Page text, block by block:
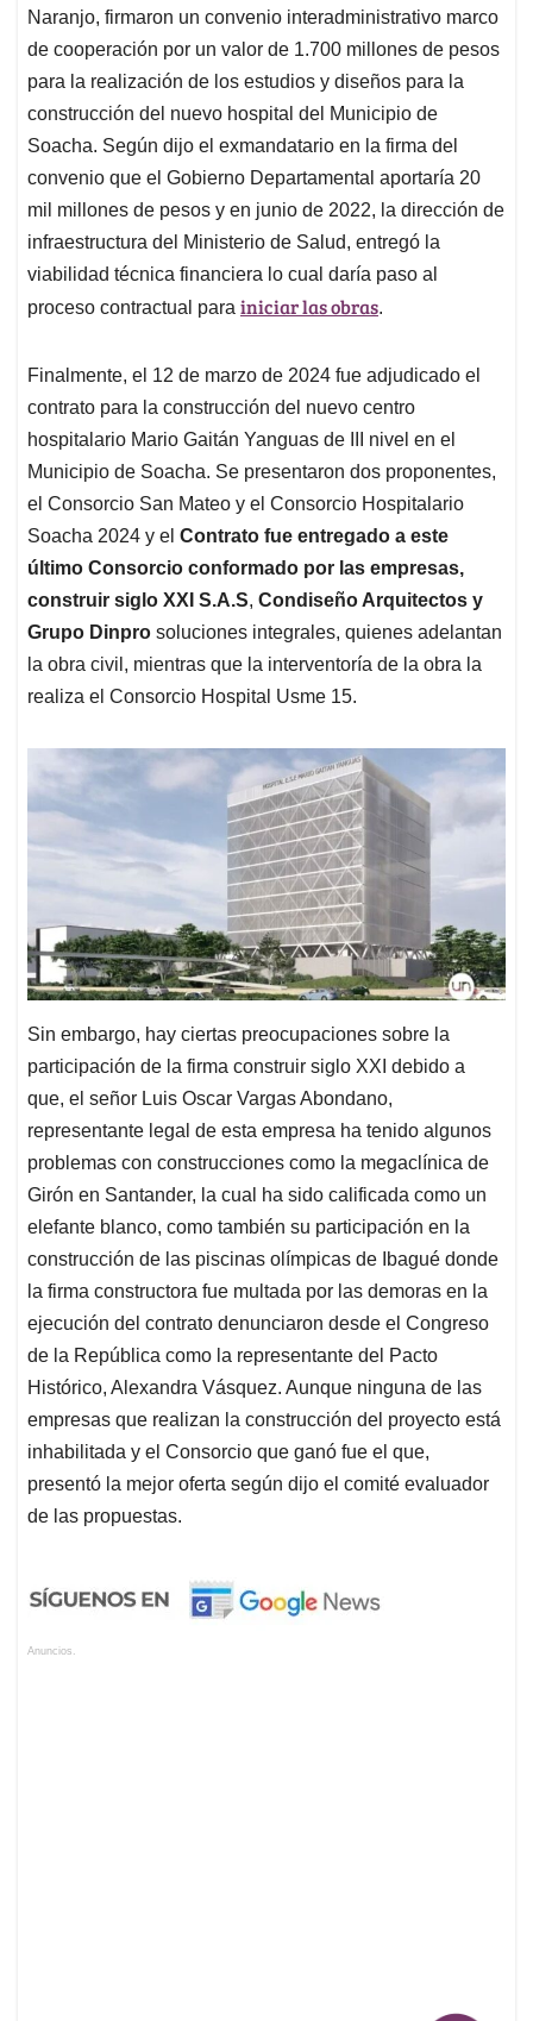
Naranjo, firmaron un convenio interadministrativo marco
de cooperación por un valor de 1.700 millones de pesos
para la realización de los estudios y diseños para la
construcción del nuevo hospital del Municipio de
Soacha. Según dijo el exmandatario en la firma del
convenio que el Gobierno Departamental aportaría 20
mil millones de pesos y en junio de 2022, la dirección de
infraestructura del Ministerio de Salud, entregó la
viabilidad técnica financiera lo cual daría paso al
proceso contractual para iniciar las obras.
Finalmente, el 12 de marzo de 2024 fue adjudicado el
contrato para la construcción del nuevo centro
hospitalario Mario Gaitán Yanguas de III nivel en el
Municipio de Soacha. Se presentaron dos proponentes,
el Consorcio San Mateo y el Consorcio Hospitalario
Soacha 2024 y el Contrato fue entregado a este
último Consorcio conformado por las empresas,
construir siglo XXI S.A.S, Condiseño Arquitectos y
Grupo Dinpro soluciones integrales, quienes adelantan
la obra civil, mientras que la interventoría de la obra la
realiza el Consorcio Hospital Usme 15.
Sin embargo, hay ciertas preocupaciones sobre la
participación de la firma construir siglo XXI debido a
que, el señor Luis Oscar Vargas Abondano,
representante legal de esta empresa ha tenido algunos
problemas con construcciones como la megaclínica de
Girón en Santander, la cual ha sido calificada como un
elefante blanco, como también su participación en la
construcción de las piscinas olímpicas de Ibagué donde
la firma constructora fue multada por las demoras en la
ejecución del contrato denunciaron desde el Congreso
de la República como la representante del Pacto
Histórico, Alexandra Vásquez. Aunque ninguna de las
empresas que realizan la construcción del proyecto está
inhabilitada y el Consorcio que ganó fue el que,
presentó la mejor oferta según dijo el comité evaluador
de las propuestas.
Anuncios.